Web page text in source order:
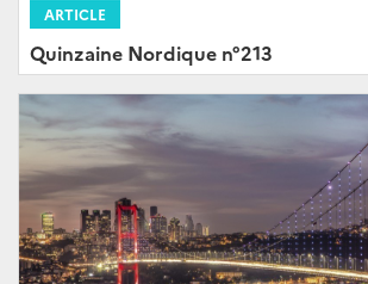
ARTICLE
Quinzaine Nordique n°213